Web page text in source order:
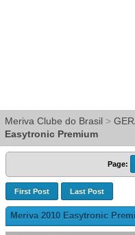
Meriva Clube do Brasil >
Easytronic Premium
Page:
First Post Last Post
Meriva 2010 Easytronic